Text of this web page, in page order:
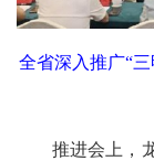
全省深入推广“
推进会上，龙